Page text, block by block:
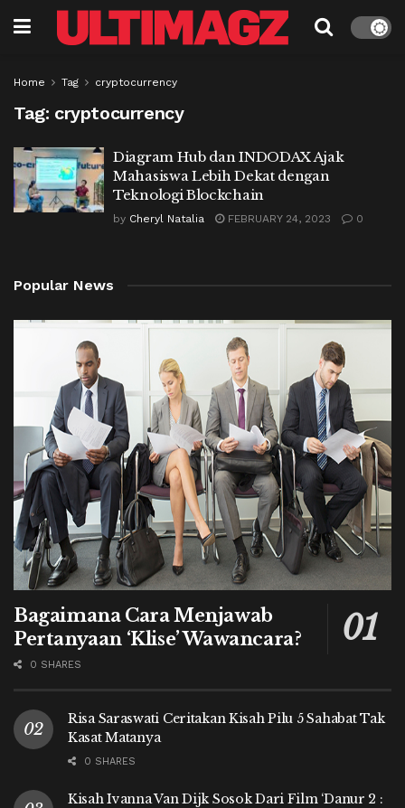
Home Tag cryptocurrency
Tag: cryptocurrency
Diagram Hub dan INDODAX Ajak
Mahasiswa Lebih Dekat dengan
Teknologi Blockchain
by Cheryl Natalia FEBRUARY 24, 2023 0
Popular News
Bagaimana Cara Menjawab
Pertanyaan ‘Klise’ Wawancara?
0 SHARES
Risa Saraswati Ceritakan Kisah Pilu 5 Sahabat Tak
Kasat Matanya
0 SHARES
Kisah Ivanna Van Dijk Sosok Dari Film ‘Danur 2 :